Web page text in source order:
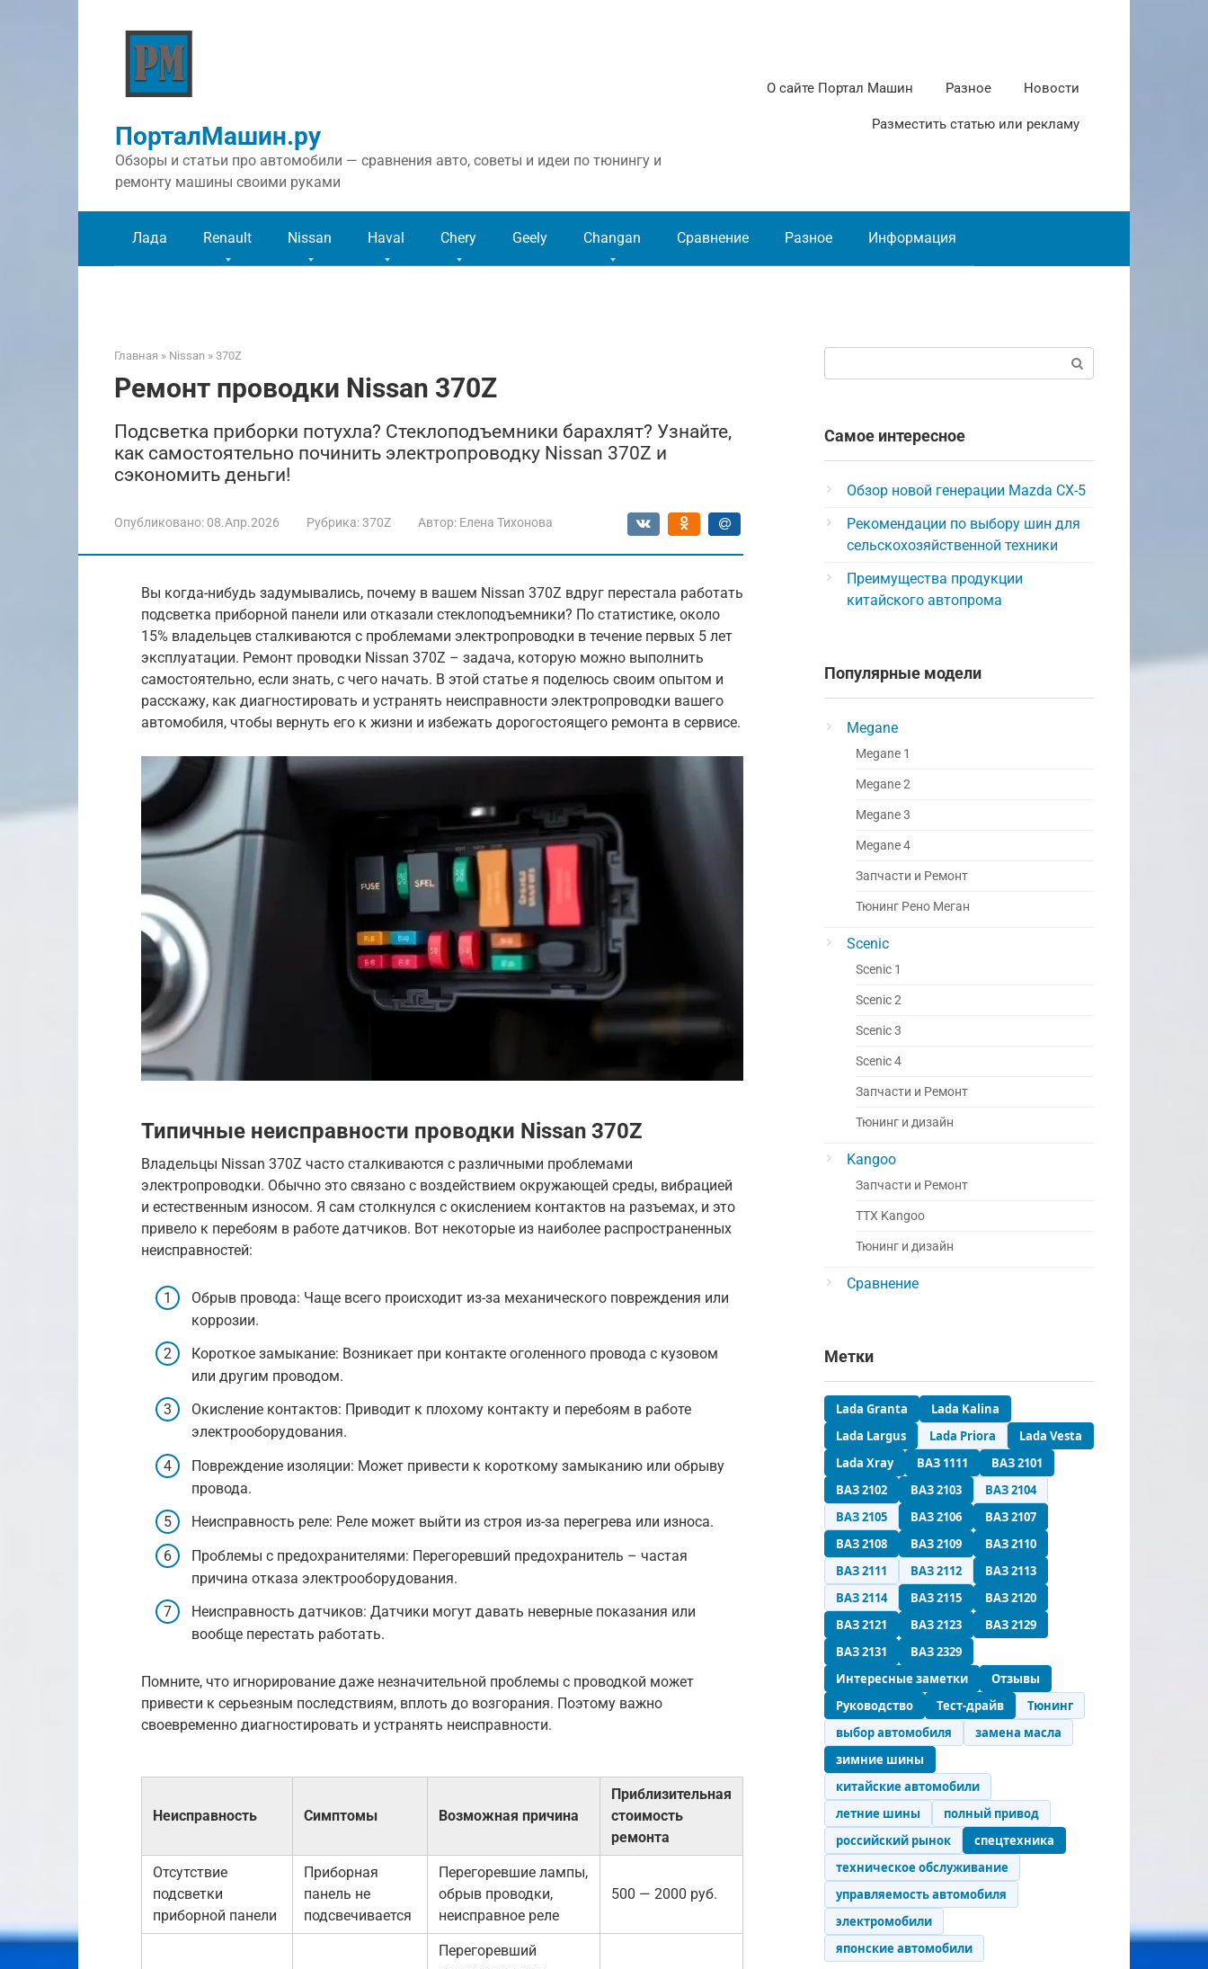
ПорталМашин.ру
Обзоры и статьи про автомобили — сравнения авто, советы и идеи по тюнингу и
ремонту машины своими руками
О сайте Портал Машин Разное Новости
Разместить статью или рекламу
Лада Renault Nissan Haval Chery Geely Changan Сравнение Разное Информация
Главная » Nissan » 370Z
Ремонт проводки Nissan 370Z
Подсветка приборки потухла? Стеклоподъемники барахлят? Узнайте,
как самостоятельно починить электропроводку Nissan 370Z и
сэкономить деньги!
Опубликовано: 08.Апр.2026 Рубрика:370Z Автор: Елена Тихонова
Вы когда-нибудь задумывались, почему в вашем Nissan 370Z вдруг перестала работать
подсветка приборной панели или отказали стеклоподъемники? По статистике, около
15% владельцев сталкиваются с проблемами электропроводки в течение первых 5 лет
эксплуатации. Ремонт проводки Nissan 370Z – задача, которую можно выполнить
самостоятельно, если знать, с чего начать. В этой статье я поделюсь своим опытом и
расскажу, как диагностировать и устранять неисправности электропроводки вашего
автомобиля, чтобы вернуть его к жизни и избежать дорогостоящего ремонта в сервисе.
Типичные неисправности проводки Nissan 370Z
Владельцы Nissan 370Z часто сталкиваются с различными проблемами
электропроводки. Обычно это связано с воздействием окружающей среды, вибрацией
и естественным износом. Я сам столкнулся с окислением контактов на разъемах, и это
привело к перебоям в работе датчиков. Вот некоторые из наиболее распространенных
неисправностей:
Обрыв провода: Чаще всего происходит из-за механического повреждения или
коррозии.
Короткое замыкание: Возникает при контакте оголенного провода с кузовом
или другим проводом.
Окисление контактов: Приводит к плохому контакту и перебоям в работе
электрооборудования.
Повреждение изоляции: Может привести к короткому замыканию или обрыву
провода.
Неисправность реле: Реле может выйти из строя из-за перегрева или износа.
Проблемы с предохранителями: Перегоревший предохранитель – частая
причина отказа электрооборудования.
Неисправность датчиков: Датчики могут давать неверные показания или
вообще перестать работать.
Помните, что игнорирование даже незначительной проблемы с проводкой может
привести к серьезным последствиям, вплоть до возгорания. Поэтому важно
своевременно диагностировать и устранять неисправности.
Неисправность Симптомы Возможная причина
Приблизительная
стоимость
ремонта
Отсутствие
подсветки
приборной панели
Приборная
панель не
подсвечивается
Перегоревшие лампы,
обрыв проводки,
неисправное реле
500 — 2000 руб.
Перегоревший
Самое интересное
Обзор новой генерации Mazda CX-5
Рекомендации по выбору шин для
сельскохозяйственной техники
Преимущества продукции
китайского автопрома
Популярные модели
Megane
Megane 1
Megane 2
Megane 3
Megane 4
Запчасти и Ремонт
Тюнинг Рено Меган
Scenic
Scenic 1
Scenic 2
Scenic 3
Scenic 4
Запчасти и Ремонт
Тюнинг и дизайн
Kangoo
Запчасти и Ремонт
ТТХ Kangoo
Тюнинг и дизайн
Сравнение
Метки
Lada Granta
Lada Kalina
Lada Largus
Lada Priora
Lada Vesta
Lada Xray
ВАЗ 1111
ВАЗ 2101
ВАЗ 2102
ВАЗ 2103
ВАЗ 2104
ВАЗ 2105
ВАЗ 2106
ВАЗ 2107
ВАЗ 2108
ВАЗ 2109
ВАЗ 2110
ВАЗ 2111
ВАЗ 2112
ВАЗ 2113
ВАЗ 2114
ВАЗ 2115
ВАЗ 2120
ВАЗ 2121
ВАЗ 2123
ВАЗ 2129
ВАЗ 2131
ВАЗ 2329
Интересные заметки
Отзывы
Руководство
Тест-драйв
Тюнинг
выбор автомобиля
замена масла
зимние шины
китайские автомобили
летние шины
полный привод
российский рынок
спецтехника
техническое обслуживание
управляемость автомобиля
электромобили
японские автомобили